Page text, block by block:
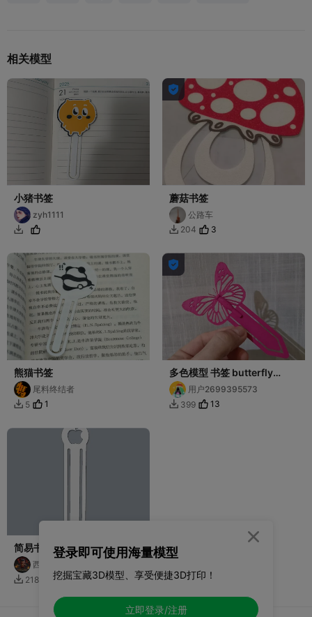
相关模型
小猪书签
zyh1111


蘑菇书签
公路车
 204 3
熊猫书签
尾料终结者
 5 1

多色模型 书签 butterfly
bookmark Marcador de
libros Mariposa 02
用户2699395573
 399 13
简易书签
西瓜有点甜
 218 2
登录即可使用海量模型
挖掘宝藏3D模型、享受便捷3D打印！
立即登录/注册
